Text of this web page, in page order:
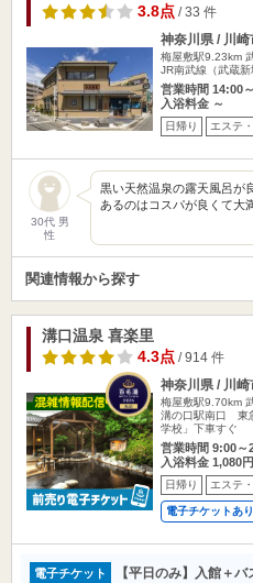
3.8点/ 33 件
神奈川県 / 川
梅屋敷駅9.23km
JR南武線（武蔵
営業時間 14:00
入浴料金 ～
日帰り エステ
30代 男
性
黒い天然温泉の露天風呂が
あるのはコスパが良くて大
関連情報から探す
溝口温泉 喜楽里
4.3点/ 914 件
神奈川県 / 川
梅屋敷駅9.70km
溝の口駅南口 東
学校」下車すぐ
営業時間 9:00～
入浴料金 1,080
日帰り エステ
電子チケットあり
電子チケット
【平日のみ】入館＋